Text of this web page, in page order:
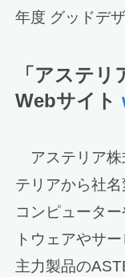
年度 グッドデ
「アステ
Webサイト
アステリア株
テリアから社
コンピュータ
トウェアやサ
主力製品の